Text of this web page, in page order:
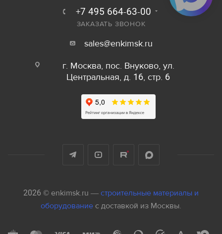
+7 495 664-63-00
ЗАКАЗАТЬ ЗВОНОК
sales@enkimsk.ru
г. Москва, пос. Внуково, ул.
Центральная, д. 16, стр. 6
2026 © enkimsk.ru — строительные материалы и
оборудование с доставкой из Москвы.